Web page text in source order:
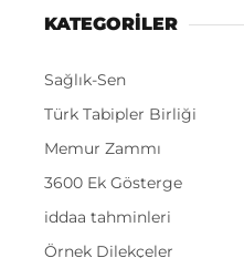
KATEGORİLER
Sağlık-Sen
Türk Tabipler Birliği
Memur Zammı
3600 Ek Gösterge
iddaa tahminleri
Örnek Dilekçeler